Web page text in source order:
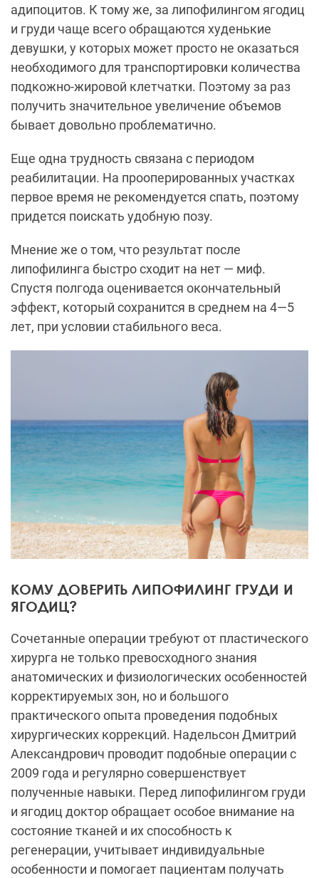
адипоцитов. К тому же, за липофилингом ягодиц
и груди чаще всего обращаются худенькие
девушки, у которых может просто не оказаться
необходимого для транспортировки количества
подкожно-жировой клетчатки. Поэтому за раз
получить значительное увеличение объемов
бывает довольно проблематично.
Еще одна трудность связана с периодом
реабилитации. На прооперированных участках
первое время не рекомендуется спать, поэтому
придется поискать удобную позу.
Мнение же о том, что результат после
липофилинга быстро сходит на нет — миф.
Спустя полгода оценивается окончательный
эффект, который сохранится в среднем на 4—5
лет, при условии стабильного веса.
КОМУ ДОВЕРИТЬ ЛИПОФИЛИНГ ГРУДИ И
ЯГОДИЦ?
Сочетанные операции требуют от пластического
хирурга не только превосходного знания
анатомических и физиологических особенностей
корректируемых зон, но и большого
практического опыта проведения подобных
хирургических коррекций. Надельсон Дмитрий
Александрович проводит подобные операции с
2009 года и регулярно совершенствует
полученные навыки. Перед липофилингом груди
и ягодиц доктор обращает особое внимание на
состояние тканей и их способность к
регенерации, учитывает индивидуальные
особенности и помогает пациентам получать